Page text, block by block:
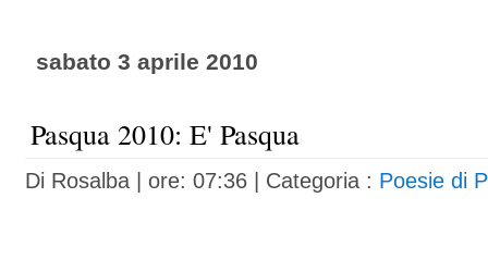
sabato 3 aprile 2010
Pasqua 2010: E' Pasqua
Di Rosalba| ore: 07:36 | Categoria : Poesie di